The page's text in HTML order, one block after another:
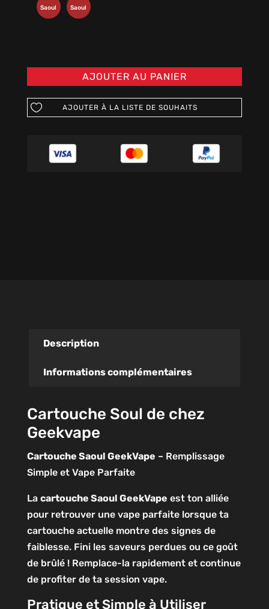
Saoul Saoul
AJOUTER AU PANIER
AJOUTER À LA LISTE DE SOUHAITS
Description
Informations complémentaires
Cartouche Soul de chez
Geekvape
Cartouche Saoul GeekVape – Remplissage
Simple et Vape Parfaite
La cartouche Saoul GeekVape est ton alliée
pour retrouver une vape parfaite lorsque ta
cartouche actuelle montre des signes de
faiblesse. Fini les saveurs perdues ou ce goût
de brûlé ! Remplace-la rapidement et continue
de profiter de ta session vape.
Pratique et Simple à Utiliser